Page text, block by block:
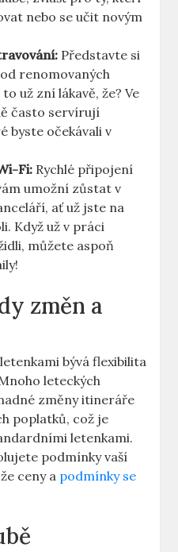
nebo se učit novým
Představte si
renomovaných
už zní lákavě, že? Ve
často servírují
byste očekávali v
Fi: Rychlé připojení
umožní zůstat v
ať už jste na
Když už v práci
můžete aspoň
změn a
bývá flexibilita
leteckých
změny itineráře
poplatků, což je
letenkami.
podmínky vaší
ceny a podmínky se